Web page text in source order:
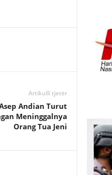
Artikulli tjetër
Andian Turut
Meninggalnya
Orang Tua Jeni